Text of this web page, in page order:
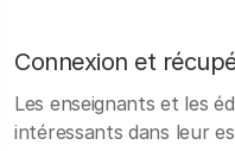
Connexion et
Les enseignants et les
intéressants dans leur